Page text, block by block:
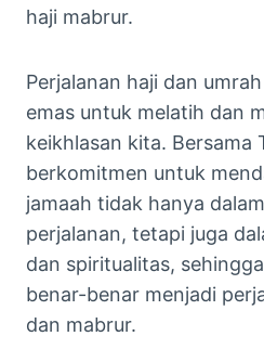
haji mabrur.
Perjalanan haji dan
emas untuk melatih dan
keikhlasan kita. Bersama
berkomitmen untuk
jamaah tidak hanya
perjalanan, tetapi juga
dan spiritualitas,
benar-benar menjadi
dan mabrur.